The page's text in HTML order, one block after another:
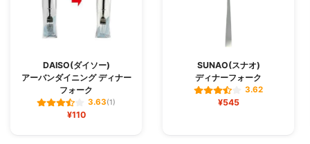
DAISO(ダイソー)
アーバンダイニング ディナー
フォーク
3.63(1)
¥110
SUNAO(スナオ)
ディナーフォーク
3.62
¥545